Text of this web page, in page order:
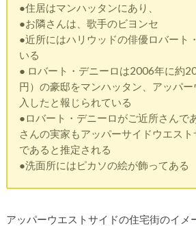
●住居はマンハッタンにあり、
●お隣さんは、歌手のビヨンセ
●近所にはハリウッドの俳優ロバート
いる
● ロバート・デニーロは2006年に約
円）の豪邸をマンハッタン、アッパ
入したと報じられている
●ロバート・デニーロがご近所さんで
さんの実家もアッパーサイドウエス
であると推定される
●洗面所にはピカソの絵が飾ってある
アッパーウエストサイドの住宅街のイメ